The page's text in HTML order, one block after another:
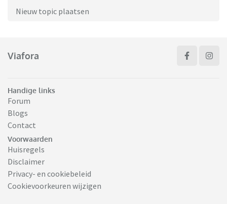
Nieuw topic plaatsen
Viafora
Handige links
Forum
Blogs
Contact
Voorwaarden
Huisregels
Disclaimer
Privacy- en cookiebeleid
Cookievoorkeuren wijzigen